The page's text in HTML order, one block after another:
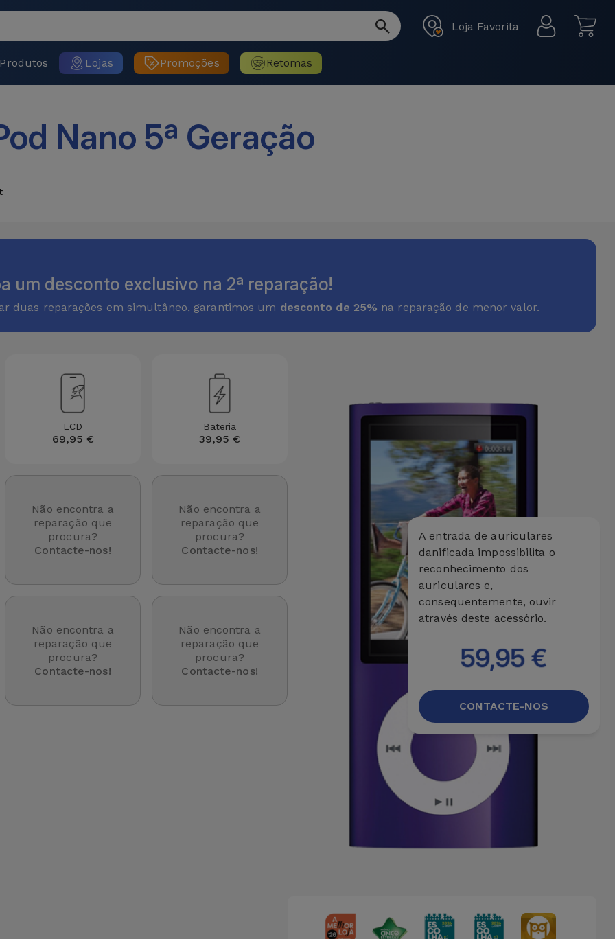
Loja Favorita
Produtos Lojas Promoções Retomas
Nano 5ª Geração
um desconto exclusivo na 2ª reparação!
duas reparações em simultâneo, garantimos um desconto de 25% na reparação de menor valor.
LCD
69,95 €
Bateria
39,95 €
Não encontra a
reparação que
procura?
Contacte-nos!
Não encontra a
reparação que
procura?
Contacte-nos!
Não encontra a
reparação que
procura?
Contacte-nos!
Não encontra a
reparação que
procura?
Contacte-nos!
A entrada de auriculares
danificada impossibilita o
reconhecimento dos
auriculares e,
consequentemente, ouvir
através deste acessório.
59,95 €
CONTACTE-NOS